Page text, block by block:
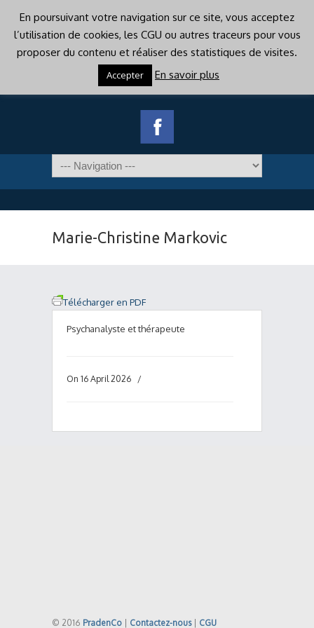
Marie-Christine Markovic
Télécharger en PDF
Psychanalyste et thérapeute
On 16 April 2026 /
© 2016 PradenCo Contactez-nous| CGU
En poursuivant votre navigation sur ce site, vous acceptez
l’utilisation de cookies, les CGU ou autres traceurs pour vous
proposer du contenu et réaliser des statistiques de visites.
Accepter En savoir plus